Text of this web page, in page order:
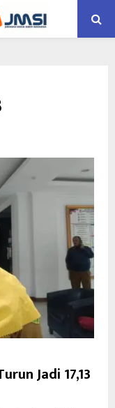
Jadi 17,13